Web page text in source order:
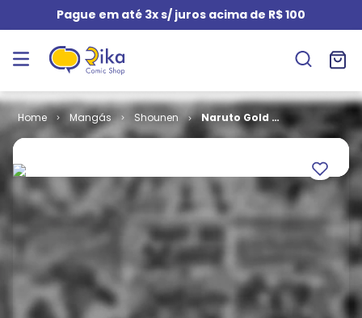
Pague em até 3x s/ juros acima de R$ 100
Mangás Shounen
Naruto Gold #